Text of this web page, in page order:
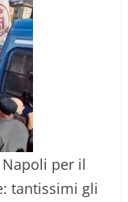
per il
tantissimi gli